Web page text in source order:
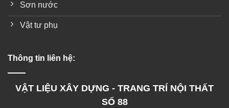
Sơn nước
Vật tư phụ
Thông tin liên hệ:
VẬT LIỆU XÂY DỰNG - TRANG TRÍ NỘI THẤT
SỐ 88